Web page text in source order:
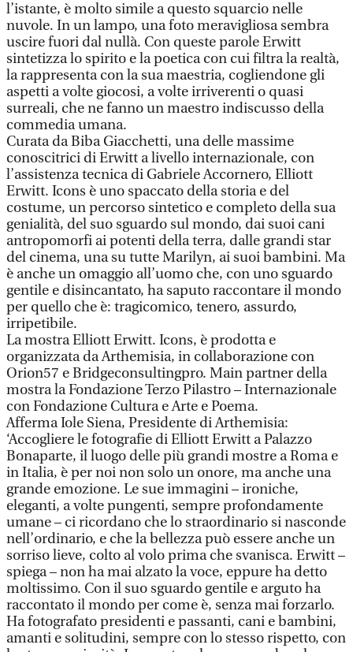
l’istante, è molto simile a questo squarcio nelle
nuvole. In un lampo, una foto meravigliosa sembra
uscire fuori dal nullà. Con queste parole Erwitt
sintetizza lo spirito e la poetica con cui filtra la realtà,
la rappresenta con la sua maestria, cogliendone gli
aspetti a volte giocosi, a volte irriverenti o quasi
surreali, che ne fanno un maestro indiscusso della
commedia umana.
Curata da Biba Giacchetti, una delle massime
conoscitrici di Erwitt a livello internazionale, con
l’assistenza tecnica di Gabriele Accornero, Elliott
Erwitt. Icons è uno spaccato della storia e del
costume, un percorso sintetico e completo della sua
genialità, del suo sguardo sul mondo, dai suoi cani
antropomorfi ai potenti della terra, dalle grandi star
del cinema, una su tutte Marilyn, ai suoi bambini. Ma
è anche un omaggio all’uomo che, con uno sguardo
gentile e disincantato, ha saputo raccontare il mondo
per quello che è: tragicomico, tenero, assurdo,
irripetibile.
La mostra Elliott Erwitt. Icons, è prodotta e
organizzata da Arthemisia, in collaborazione con
Orion57 e Bridgeconsultingpro. Main partner della
mostra la Fondazione Terzo Pilastro – Internazionale
con Fondazione Cultura e Arte e Poema.
Afferma Iole Siena, Presidente di Arthemisia:
‘Accogliere le fotografie di Elliott Erwitt a Palazzo
Bonaparte, il luogo delle più grandi mostre a Roma e
in Italia, è per noi non solo un onore, ma anche una
grande emozione. Le sue immagini – ironiche,
eleganti, a volte pungenti, sempre profondamente
umane – ci ricordano che lo straordinario si nasconde
nell’ordinario, e che la bellezza può essere anche un
sorriso lieve, colto al volo prima che svanisca. Erwitt –
spiega – non ha mai alzato la voce, eppure ha detto
moltissimo. Con il suo sguardo gentile e arguto ha
raccontato il mondo per come è, senza mai forzarlo.
Ha fotografato presidenti e passanti, cani e bambini,
amanti e solitudini, sempre con lo stesso rispetto, con